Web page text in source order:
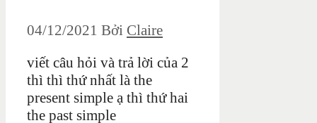
04/12/2021 Bởi Claire
viết câu hỏi và trả lời của 2
thì thì thứ nhất là the
present simple ạ thì thứ hai
the past simple